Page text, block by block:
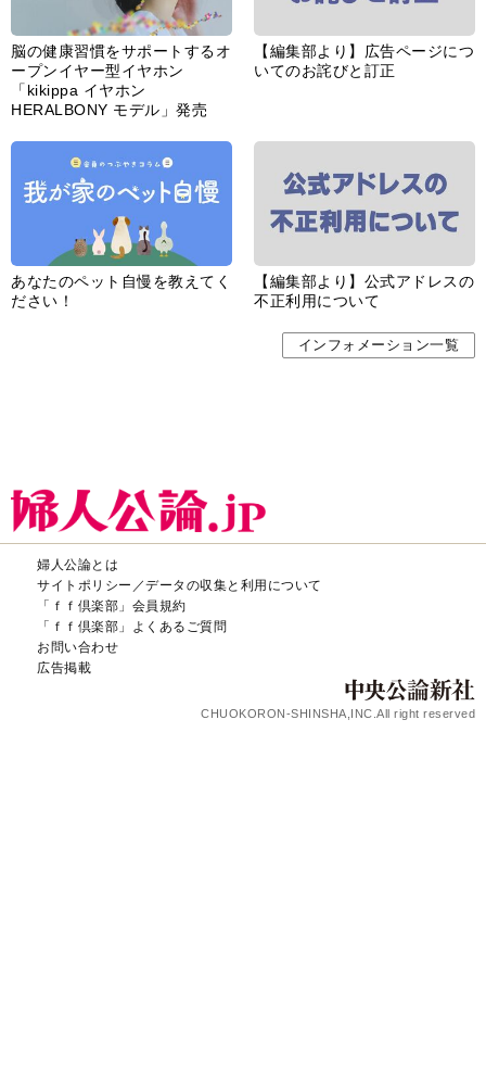
脳の健康習慣をサポートするオ
ープンイヤー型イヤホン
「kikippa イヤホン
HERALBONY モデル」発売
【編集部より】広告ページにつ
いてのお詫びと訂正
あなたのペット自慢を教えてく
ださい！
【編集部より】公式アドレスの
不正利用について
インフォメーション一覧
婦人公論とは
サイトポリシー／データの収集と利用について
「ｆｆ倶楽部」会員規約
「ｆｆ倶楽部」よくあるご質問
お問い合わせ
広告掲載
CHUOKORON-SHINSHA,INC.All right reserved